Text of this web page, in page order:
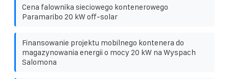
Cena falownika sieciowego kontenerowego
Paramaribo 20 kW off-solar
Finansowanie projektu mobilnego kontenera do
magazynowania energii o mocy 20 kW na Wyspach
Salomona